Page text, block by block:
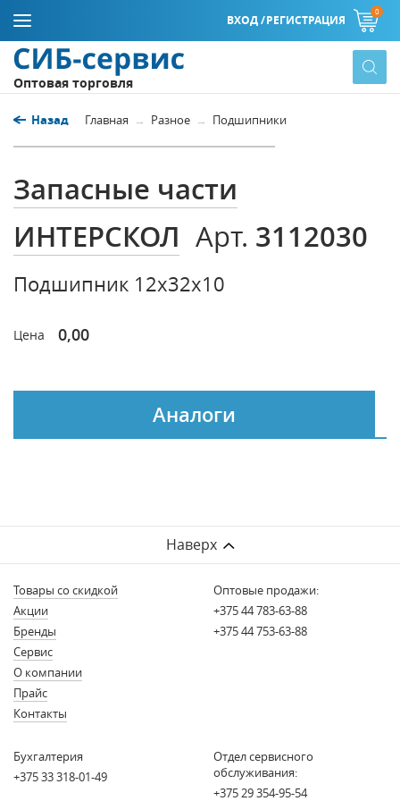
ВХОД /РЕГИСТРАЦИЯ
0
Оптовая торговля
Назад Главная Разное Подшипники
Запасные части
ИНТЕРСКОЛ Арт. 3112030
Подшипник 12х32х10
Цена 0,00
Аналоги
Наверх
Товары со скидкой
Акции
Бренды
Сервис
О компании
Прайс
Контакты
Оптовые продажи:
+375 44 783-63-88
+375 44 753-63-88
Бухгалтерия
+375 33 318-01-49
Отдел сервисного
обслуживания:
+375 29 354-95-54